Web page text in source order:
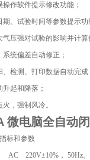
作软件提示修改功能；
期、试验时间等参数提示功
气压强对试验的影响并计
统偏差自动修正；
、检测、打印数据自动完成
起和降落；
，强制风冷。
微电脑全自动
标和参数
AC 220V±10%， 50Hz。